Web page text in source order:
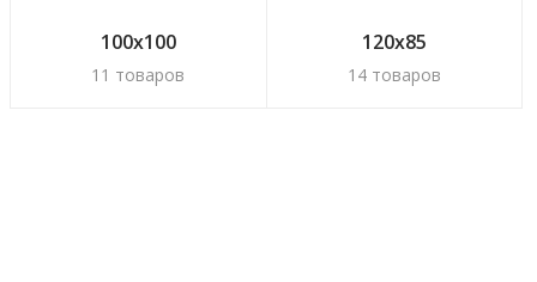
100х100
11 товаров
120х85
14 товаров